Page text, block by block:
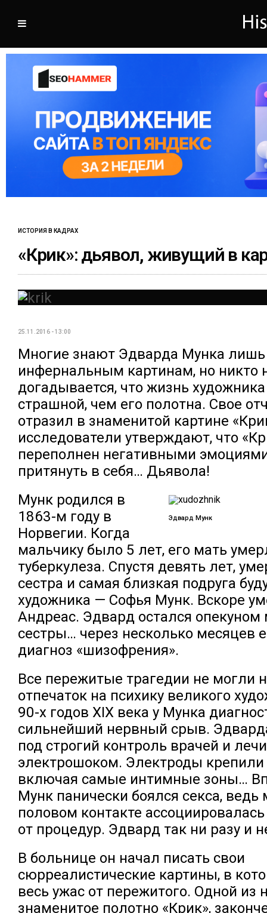
ИСТОРИЯ В КАДРАХ
«Крик»: дьявол, живущий в
25.11.2016 - 13:00
Многие знают Эдварда Мунка лишь
инфернальным картинам, но никто
догадывается, что жизнь
страшной, чем его полотна. Свое
отразил в знаменитой картине
исследователи утверждают, что
переполнен негативными
притянуть в себя… Дьявола!
Эдвард Мунк
Мунк родился в
1863-м году в
Норвегии. Когда
мальчику было 5 лет, его мать
туберкулеза. Спустя девять лет,
сестра и самая близкая подруга
художника — Софья Мунк. Вскоре
Андреас. Эдвард остался
сестры… через несколько месяцев
диагноз «шизофрения».
Все пережитые трагедии не могли
отпечаток на психику великого
90-х годов XIX века у Мунка
сильнейший нервный срыв.
под строгий контроль врачей и
электрошоком. Электроды крепили
включая самые интимные зоны…
Мунк панически боялся секса,
половом контакте
от процедур. Эдвард так ни разу и
В больнице он начал писать свои
сюрреалистические картины, в
весь ужас от пережитого. Одной из
знаменитое полотно «Крик»,